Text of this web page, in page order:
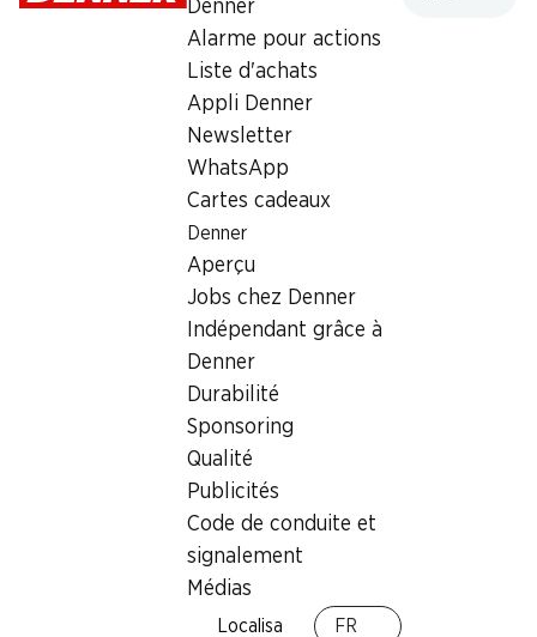
Denner
Alarme pour actions
Liste d'achats
Appli Denner
Newsletter
WhatsApp
Cartes cadeaux
Denner
Aperçu
Jobs chez Denner
Indépendant grâce à
Denner
Durabilité
Sponsoring
Qualité
Publicités
Code de conduite et
signalement
Médias
Localisa
FR
Retrait d'espèces avec la carte
postale / M-Card